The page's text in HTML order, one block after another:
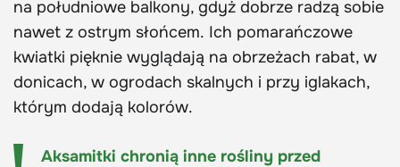
na południowe balkony, gdyż dobrze radzą sobie
nawet z ostrym słońcem. Ich pomarańczowe
kwiatki pięknie wyglądają na obrzeżach rabat, w
donicach, w ogrodach skalnych i przy iglakach,
którym dodają kolorów.
Aksamitki chronią inne rośliny przed